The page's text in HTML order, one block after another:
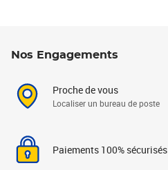
Nos Engagements
Proche de vous
Localiser un bureau de poste
Paiements 100% sécurisés